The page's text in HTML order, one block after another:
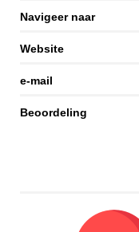
Navigeer naar
Website
e-mail
Beoordeling